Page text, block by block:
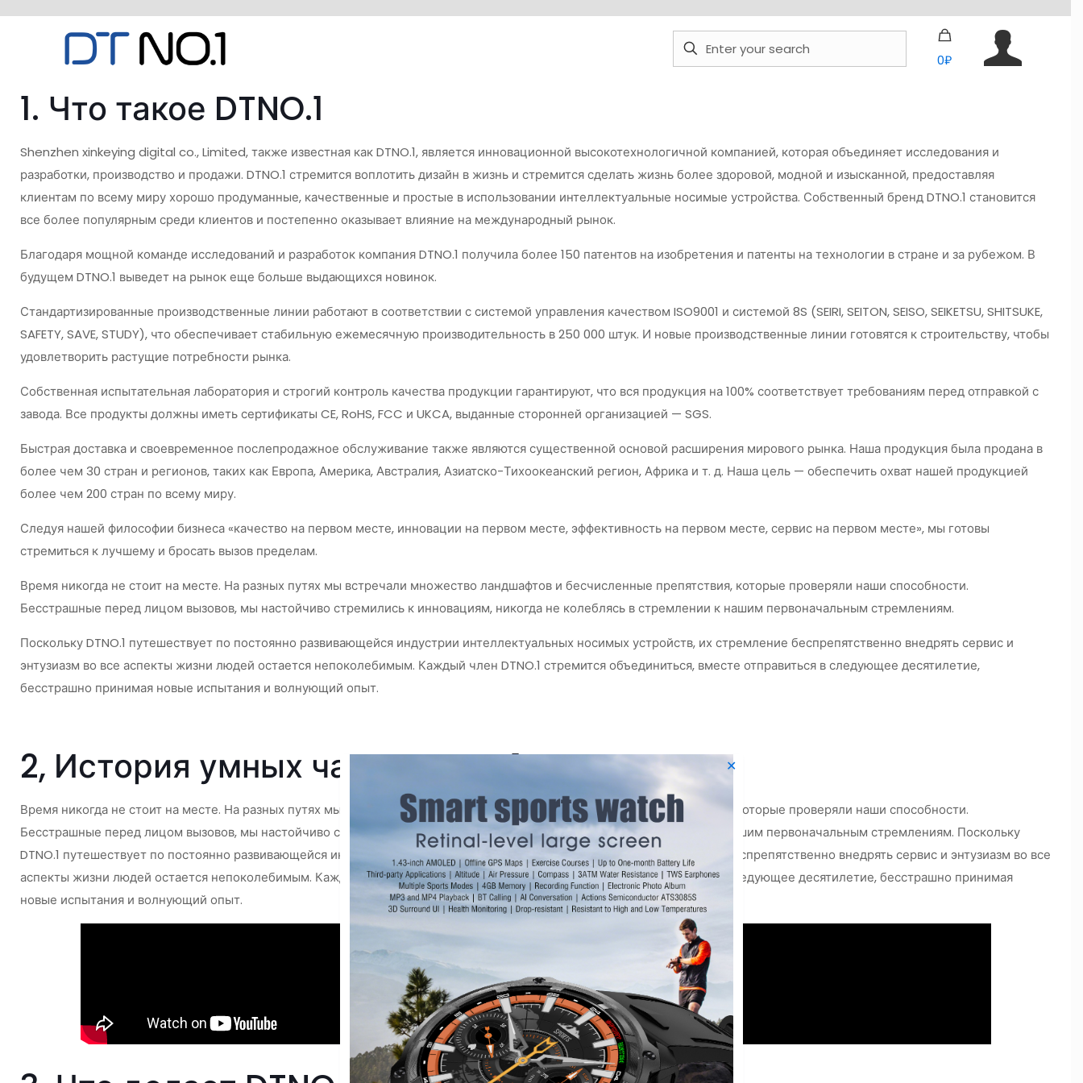
0₽
1. Что такое DTNO.1
Shenzhen xinkeying digital co., Limited, также известная как DTNO.1, является инновационной высокотехнологичной компанией, которая объединяет исследования и
разработки, производство и продажи. DTNO.1 стремится воплотить дизайн в жизнь и стремится сделать жизнь более здоровой, модной и изысканной, предоставляя
клиентам по всему миру хорошо продуманные, качественные и простые в использовании интеллектуальные носимые устройства. Собственный бренд DTNO.1 становится
все более популярным среди клиентов и постепенно оказывает влияние на международный рынок.
Благодаря мощной команде исследований и разработок компания DTNO.1 получила более 150 патентов на изобретения и патенты на технологии в стране и за рубежом. В
будущем DTNO.1 выведет на рынок еще больше выдающихся новинок.
Стандартизированные производственные линии работают в соответствии с системой управления качеством ISO9001 и системой 8S (SEIRI, SEITON, SEISO, SEIKETSU, SHITSUKE,
SAFETY, SAVE, STUDY), что обеспечивает стабильную ежемесячную производительность в 250 000 штук. И новые производственные линии готовятся к строительству, чтобы
удовлетворить растущие потребности рынка.
Собственная испытательная лаборатория и строгий контроль качества продукции гарантируют, что вся продукция на 100% соответствует требованиям перед отправкой с
завода. Все продукты должны иметь сертификаты CE, RoHS, FCC и UKCA, выданные сторонней организацией — SGS.
Быстрая доставка и своевременное послепродажное обслуживание также являются существенной основой расширения мирового рынка. Наша продукция была продана в
более чем 30 стран и регионов, таких как Европа, Америка, Австралия, Азиатско-Тихоокеанский регион, Африка и т. д. Наша цель — обеспечить охват нашей продукцией
более чем 200 стран по всему миру.
Следуя нашей философии бизнеса «качество на первом месте, инновации на первом месте, эффективность на первом месте, сервис на первом месте», мы готовы
стремиться к лучшему и бросать вызов пределам.
Время никогда не стоит на месте. На разных путях мы встречали множество ландшафтов и бесчисленные препятствия, которые проверяли наши способности.
Бесстрашные перед лицом вызовов, мы настойчиво стремились к инновациям, никогда не колеблясь в стремлении к нашим первоначальным стремлениям.
Поскольку DTNO.1 путешествует по постоянно развивающейся индустрии интеллектуальных носимых устройств, их стремление беспрепятственно внедрять сервис и
энтузиазм во все аспекты жизни людей остается непоколебимым. Каждый член DTNO.1 стремится объединиться, вместе отправиться в следующее десятилетие,
бесстрашно принимая новые испытания и волнующий опыт.
2, История умных часов DTNO.1
Время никогда не стоит на месте. На разных путях мы встречали множество ландшафтов и бесчисленные препятствия, которые проверяли наши способности.
Бесстрашные перед лицом вызовов, мы настойчиво стремились к инновациям, никогда не колеблясь в стремлении к нашим первоначальным стремлениям. Поскольку
DTNO.1 путешествует по постоянно развивающейся индустрии интеллектуальных носимых устройств, их стремление беспрепятственно внедрять сервис и энтузиазм во все
аспекты жизни людей остается непоколебимым. Каждый член DTNO.1 стремится объединиться, вместе отправиться в следующее десятилетие, бесстрашно принимая
новые испытания и волнующий опыт.
✕